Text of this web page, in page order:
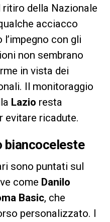
della Nazionale
acciacco
con gli
non sembrano
in vista dei
Il monitoraggio
Lazio resta
evitare ricadute.
biancoceleste
sono puntati sul
come Danilo
Basic, che
personalizzato. I